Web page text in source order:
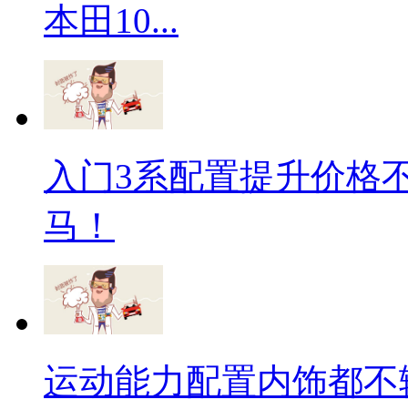
本田10...
入门3系配置提升价格
马！
运动能力配置内饰都